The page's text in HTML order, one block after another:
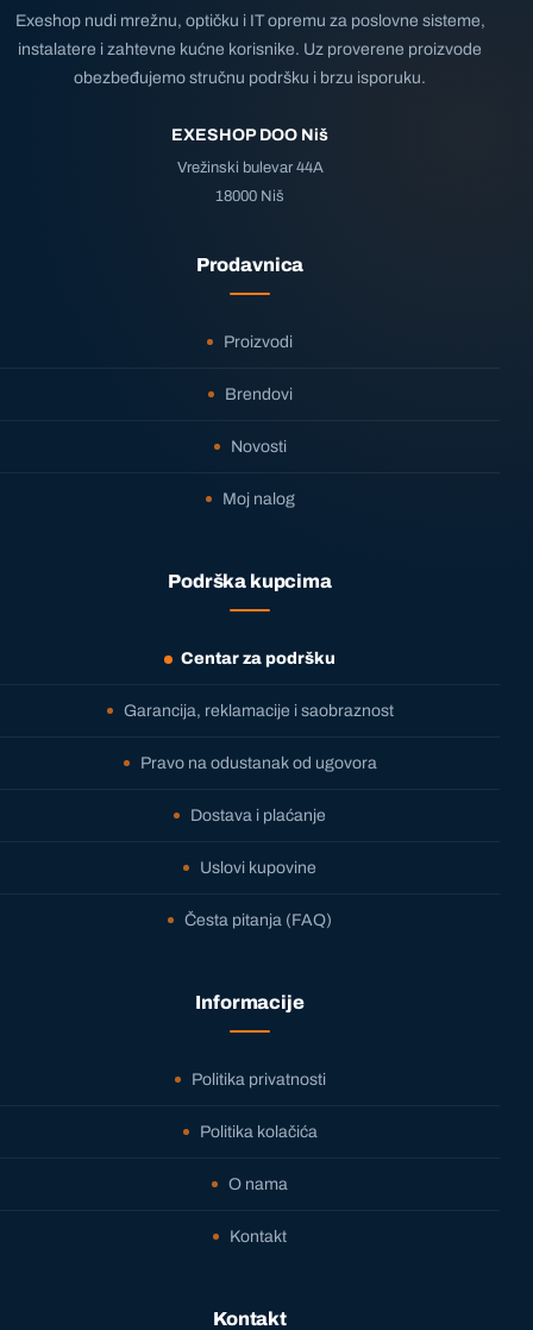
Exeshop nudi mrežnu, optičku i IT opremu za poslovne sisteme,
instalatere i zahtevne kućne korisnike. Uz proverene proizvode
obezbeđujemo stručnu podršku i brzu isporuku.
EXESHOP DOO Niš
Vrežinski bulevar 44A
18000 Niš
Prodavnica
Proizvodi
Brendovi
Novosti
Moj nalog
Podrška kupcima
Centar za podršku
Garancija, reklamacije i saobraznost
Pravo na odustanak od ugovora
Dostava i plaćanje
Uslovi kupovine
Česta pitanja (FAQ)
Informacije
Politika privatnosti
Politika kolačića
O nama
Kontakt
Kontakt